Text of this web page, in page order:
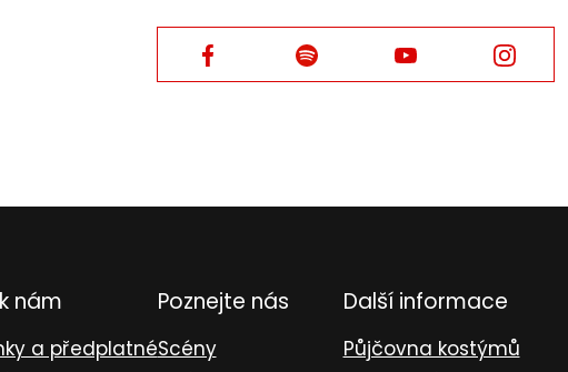
Facebook Facebook Facebook Facebook
nám
a předplatné
Poznejte nás
Scény
Další informace
Půjčovna kostýmů